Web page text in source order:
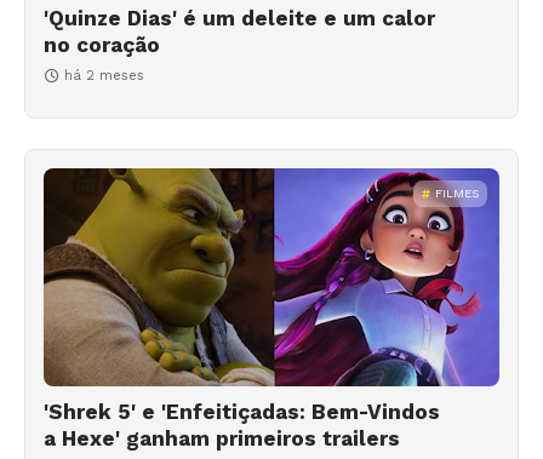
'Quinze Dias' é um deleite e um calor
no coração
há 2 meses
FILMES
'Shrek 5' e 'Enfeitiçadas: Bem-Vindos
a Hexe' ganham primeiros trailers